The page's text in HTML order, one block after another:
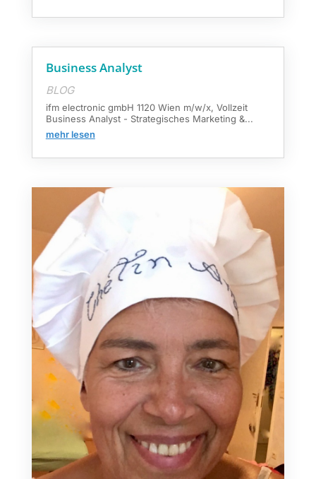
Business Analyst
BLOG
ifm electronic gmbH 1120 Wien m/w/x, Vollzeit
Business Analyst - Strategisches Marketing &...
mehr lesen